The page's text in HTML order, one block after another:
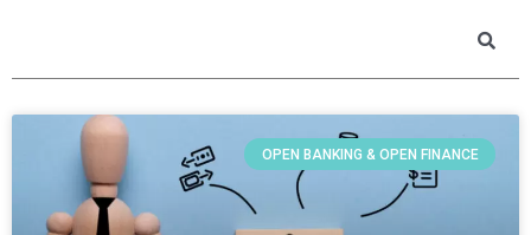
OPEN BANKING & OPEN FINANCE